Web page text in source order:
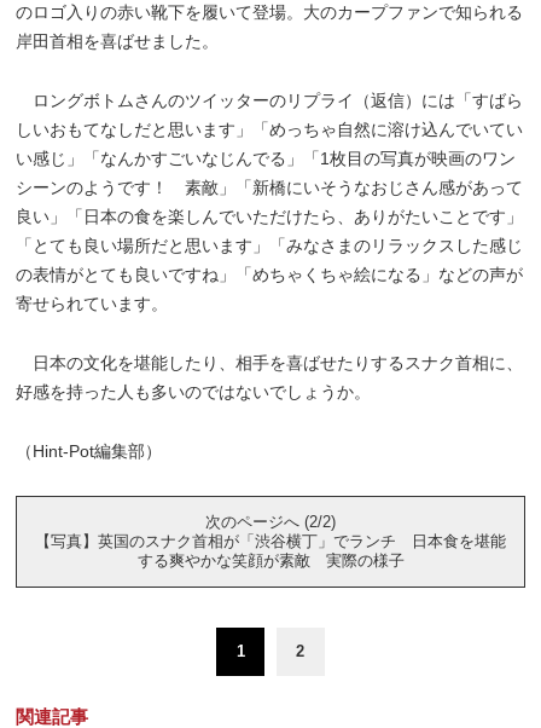
のロゴ入りの赤い靴下を履いて登場。大のカープファンで知られる
岸田首相を喜ばせました。
ロングボトムさんのツイッターのリプライ（返信）には「すばら
しいおもてなしだと思います」「めっちゃ自然に溶け込んでいてい
い感じ」「なんかすごいなじんでる」「1枚目の写真が映画のワン
シーンのようです！ 素敵」「新橋にいそうなおじさん感があって
良い」「日本の食を楽しんでいただけたら、ありがたいことです」
「とても良い場所だと思います」「みなさまのリラックスした感じ
の表情がとても良いですね」「めちゃくちゃ絵になる」などの声が
寄せられています。
日本の文化を堪能したり、相手を喜ばせたりするスナク首相に、
好感を持った人も多いのではないでしょうか。
（Hint-Pot編集部）
次のページへ (2/2)
【写真】英国のスナク首相が「渋谷横丁」でランチ 日本食を堪能
する爽やかな笑顔が素敵 実際の様子
1 2
関連記事